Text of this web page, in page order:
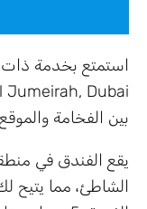
بين الفخامة والموقع
يقع الفندق في
الشاطئ، مما يتيح